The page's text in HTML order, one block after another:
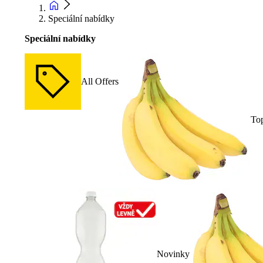
Speciální nabídky
Speciální nabídky
All Offers
Novinky